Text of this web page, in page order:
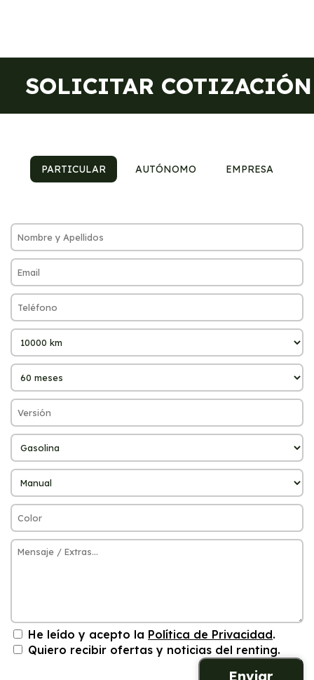
SOLICITAR COTIZACIÓN
PARTICULAR AUTÓNOMO EMPRESA
He leído y acepto la Política de Privacidad.
Quiero recibir ofertas y noticias del renting.